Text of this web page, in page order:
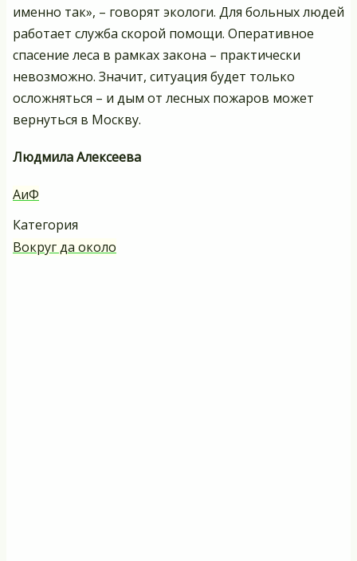
именно так», – говорят экологи. Для больных людей
работает служба скорой помощи. Оперативное
спасение леса в рамках закона – практически
невозможно. Значит, ситуация будет только
осложняться – и дым от лесных пожаров может
вернуться в Москву.
Людмила Алексеева
АиФ
Категория
Вокруг да около